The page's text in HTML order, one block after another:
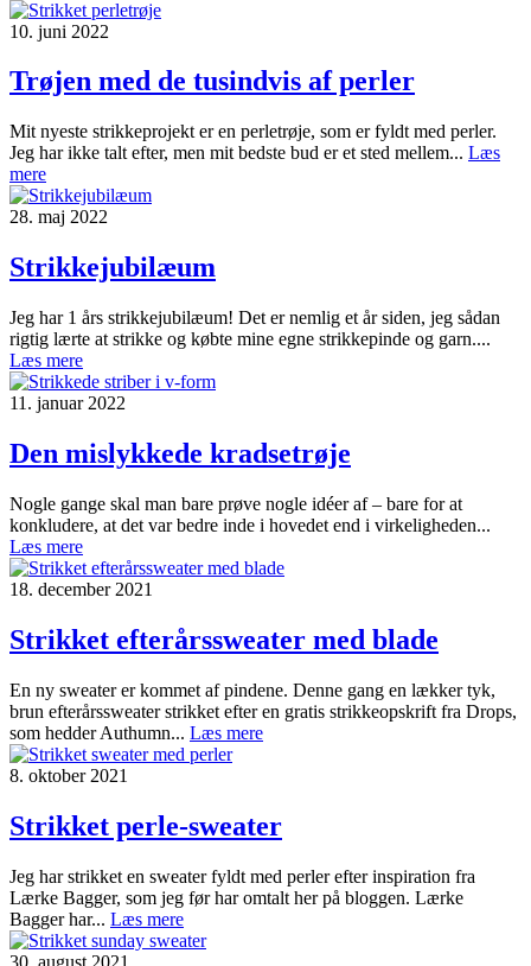
10. juni 2022
Trøjen med de tusindvis af perler
Mit nyeste strikkeprojekt er en perletrøje, som er fyldt med perler.
Jeg har ikke talt efter, men mit bedste bud er et sted mellem... Læs
mere
28. maj 2022
Strikkejubilæum
Jeg har 1 års strikkejubilæum! Det er nemlig et år siden, jeg sådan
rigtig lærte at strikke og købte mine egne strikkepinde og garn....
Læs mere
11. januar 2022
Den mislykkede kradsetrøje
Nogle gange skal man bare prøve nogle idéer af – bare for at
konkludere, at det var bedre inde i hovedet end i virkeligheden...
Læs mere
18. december 2021
Strikket efterårssweater med blade
En ny sweater er kommet af pindene. Denne gang en lækker tyk,
brun efterårssweater strikket efter en gratis strikkeopskrift fra Drops,
som hedder Authumn... Læs mere
8. oktober 2021
Strikket perle-sweater
Jeg har strikket en sweater fyldt med perler efter inspiration fra
Lærke Bagger, som jeg før har omtalt her på bloggen. Lærke
Bagger har... Læs mere
30. august 2021